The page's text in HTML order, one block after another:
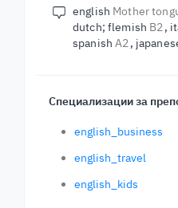
english Mother
dutch; flemish B2
spanishA2
Специализации за
english_business
english_travel
english_kids